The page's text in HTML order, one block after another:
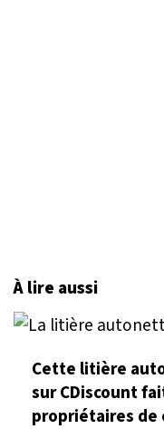
À lire aussi
Cette litière
sur CDiscount
propriétaires de